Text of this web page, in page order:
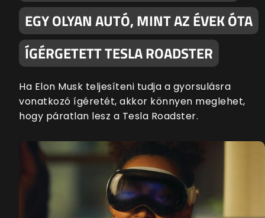
EGY OLYAN AUTÓ, MINT AZ ÉVEK ÓTA
ÍGÉRGETETT TESLA ROADSTER
Ha Elon Musk teljesíteni tudja a gyorsulásra
vonatkozó ígéretét, akkor könnyen meglehet,
hogy páratlan lesz a Tesla Roadster.